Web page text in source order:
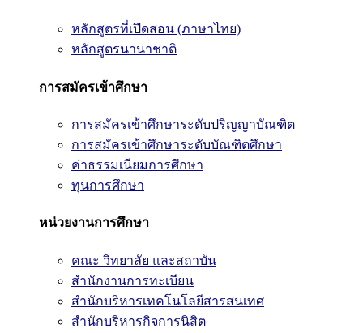
หลักสูตรที่เปิดสอน (ภาษาไทย)
หลักสูตรนานาชาติ
การสมัครเข้าศึกษา
การสมัครเข้าศึกษาระดับปริญญาบัณฑิต
การสมัครเข้าศึกษาระดับบัณฑิตศึกษา
ค่าธรรมเนียมการศึกษา
ทุนการศึกษา
หน่วยงานการศึกษา
คณะ วิทยาลัย และสถาบัน
สำนักงานการทะเบียน
สำนักบริหารเทคโนโลยีสารสนเทศ
สำนักบริหารกิจการนิสิต